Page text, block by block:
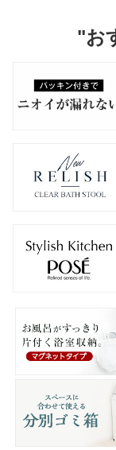
"お